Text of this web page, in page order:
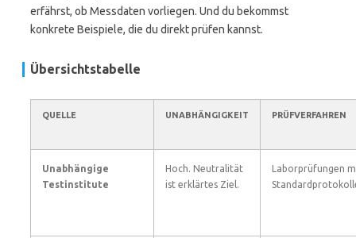
erfährst, ob Messdaten vorliegen. Und du bekommst
konkrete Beispiele, die du direkt prüfen kannst.
Übersichtstabelle
QUELLE UNABHÄNGIGKEIT PRÜFVERFAHREN
Unabhängige
Testinstitute
Hoch. Neutralität
ist erklärtes Ziel.
Laborprüfungen